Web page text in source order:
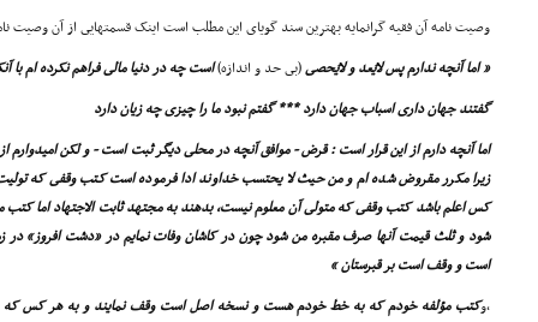
وصیت نامه آن فقیه گرانمایه بهترین سند گویاى این مطلب است اینک قسمتهایى از آن وصیت
« اما آنچه ندارم پس لایُعد و لایُحصى(بى حد و اندازه)است چه در دنیا مالى فراهم نکرده ام با
گفتند جهان دارى اسباب جهان دارد *** گفتم نبود ما را چیزى چه زیان دارد
اما آنچه دارم از این قرار است : قرض - موافق آنچه در محلى دیگر ثبت است - و لکن
زیرا مکرر مقروض شده ام و من حیث لا یحتسب خداوند ادا فرموده است کتب وقفى که تولیت
کس اعلم باشد کتب وقفى که متولى آن معلوم نیست، بدهند به مجتهد ثابت الاجتهاد اما کتب
شود و ثلث قیمت آنها صرف مقبره من شود چون در کاشان وفات نمایم در «دشت افروز»
است و وقف است بر قبرستان »
,وکتب مؤلفه خودم که به خط خودم هست و نسخه اصل است وقف نمایند و به هر کس که